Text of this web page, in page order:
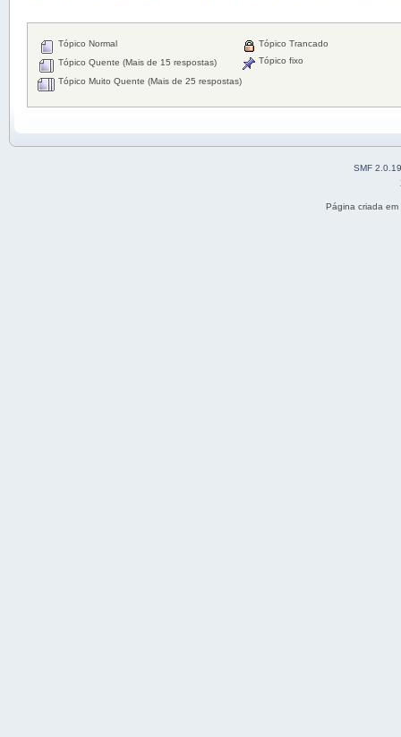
Tópico Normal
Tópico Quente (Mais de 15 respostas)
Tópico Muito Quente (Mais de 25 respostas)
Tópico Trancado
Tópico fixo
SMF 2.0.19
Página criada